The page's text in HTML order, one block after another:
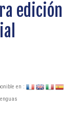
edición
en :